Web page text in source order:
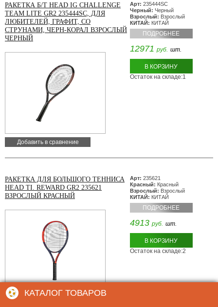
КАТАЛОГ ТОВАРОВ
РАКЕТКА Б/Т HEAD IG CHALLENGE
TEAM LITE GR2 235444SC, ДЛЯ
ЛЮБИТЕЛЕЙ, ГРАФИТ, СО
СТРУНАМИ, ЧЕРН-КОРАЛ ВЗРОСЛЫЙ
ЧЕРНЫЙ
Добавить в сравнение
Арт: 235444SC
Черный: Черный
Взрослый: Взрослый
КИТАЙ: КИТАЙ
ПОДРОБНЕЕ
12971 руб. шт.
В КОРЗИНУ
Остаток на складе:1
РАКЕТКА ДЛЯ БОЛЬШОГО ТЕННИСА
HEAD TI. REWARD GR2 235621
ВЗРОСЛЫЙ КРАСНЫЙ
Добавить в сравнение
Арт: 235621
Красный: Красный
Взрослый: Взрослый
КИТАЙ: КИТАЙ
ПОДРОБНЕЕ
4913 руб. шт.
В КОРЗИНУ
Остаток на складе:2